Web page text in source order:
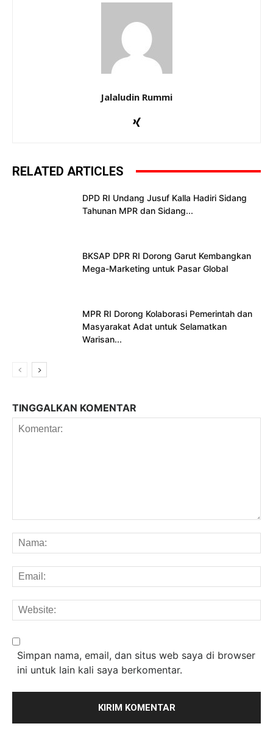
Jalaludin Rummi
RELATED ARTICLES
DPD RI Undang Jusuf Kalla Hadiri Sidang
Tahunan MPR dan Sidang...
BKSAP DPR RI Dorong Garut Kembangkan
Mega-Marketing untuk Pasar Global
MPR RI Dorong Kolaborasi Pemerintah dan
Masyarakat Adat untuk Selamatkan
Warisan...
TINGGALKAN KOMENTAR
Simpan nama, email, dan situs web saya di browser
ini untuk lain kali saya berkomentar.